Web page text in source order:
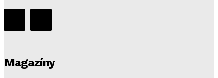
Magazíny